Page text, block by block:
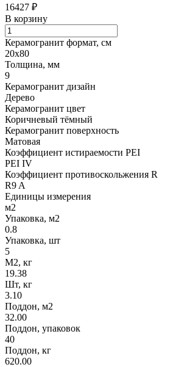
16427 ₽
В корзину
Керамогранит формат, см
20х80
Толщина, мм
9
Керамогранит дизайн
Дерево
Керамогранит цвет
Коричневый тёмный
Керамогранит поверхность
Матовая
Коэффициент истираемости PEI
PEI IV
Коэффициент противоскольжения R
R9 A
Единицы измерения
м2
Упаковка, м2
0.8
Упаковка, шт
5
М2, кг
19.38
Шт, кг
3.10
Поддон, м2
32.00
Поддон, упаковок
40
Поддон, кг
620.00